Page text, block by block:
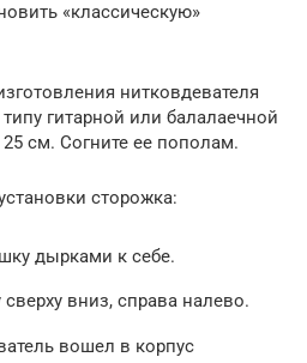
«классическую»
нитковдевателя
гитарной или балалаечной
см. Согните ее пополам.
сторожка:
дырками к себе.
сверху вниз, справа налево.
вошел в корпус